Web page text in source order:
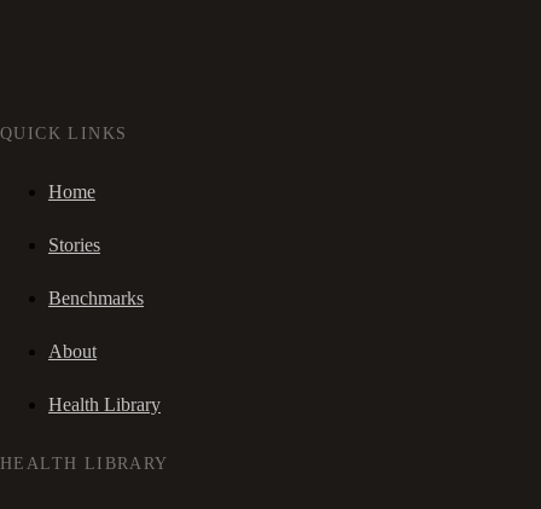
QUICK LINKS
Home
Stories
Benchmarks
About
Health Library
HEALTH LIBRARY